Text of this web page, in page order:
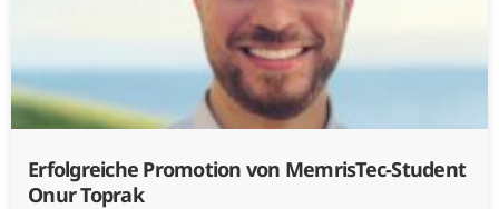
Erfolgreiche Promotion von MemrisTec-Student
Onur Toprak